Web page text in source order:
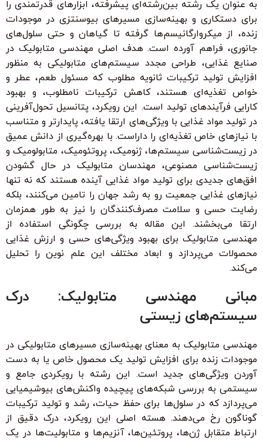
به عنوان یک رشته بین‌رشته‌ای پیشرفته، ابزارهای قدرتمندی را
برای دستکاری و بهینه‌سازی مسیرهای بیوسنتزی در موجودات
زنده، از میکروارگانیسم‌ها گرفته تا گیاهان و حتی سلول‌های
جانوری، فراهم آورده است. هدف اصلی مهندسی متابولیک در
صنایع غذایی، طراحی مجدد سیستم‌های متابولیکی به منظور
افزایش تولید ترکیبات ثانویه مطلوب که مسئول طعم، عطر و
خواص تغذیه‌ای هستند، کاهش ترکیبات نامطلوب، و بهبود
کارایی فرآیندهای تولید است. این رویکرد، پتانسیل تحول‌آفرینی
در تولید مواد غذایی با ویژگی‌های ارتقا یافته، پایدارتر و متناسب
با نیازهای خاص تغذیه‌ای را داراست. با بهره‌گیری از دانش عمیق
در زیست‌شناسی سیستم‌ها، ژنومیک، پروتئومیک، متابولومیک و
زیست‌شناسی مصنوعی، مهندسان متابولیک در حال گشودن
افق‌های جدیدی برای تولید مواد غذایی آینده هستند که نه تنها
نیازهای غذایی جمعیت رو به رشد جهان را تامین می‌کنند، بلکه
رضایت حسی و سلامت مصرف‌کنندگان را نیز به طور همزمان
ارتقا می‌بخشند. این مقاله به بررسی چگونگی استفاده از
مهندسی متابولیک برای بهبود ویژگی‌های حسی و ارزش غذایی
محصولات می‌پردازد و ابعاد مختلف این علم نوین را تحلیل
می‌کند.
مبانی مهندسی متابولیک: درک
سیستم‌های زیستی
مهندسی متابولیک به معنای بهینه‌سازی مسیرهای متابولیکی در
موجودات زنده برای افزایش تولید یک محصول خاص یا به دست
آوردن ویژگی‌های جدید است. این رشته با رویکردی جامع و
سیستمی به بررسی شبکه‌های پیچیده واکنش‌های بیوشیمیایی
می‌پردازد که در سلول‌ها برای حفظ حیات، رشد و تولید ترکیبات
گوناگون رخ می‌دهند. هسته اصلی این رویکرد، درک دقیق از
ارتباط متقابل ژن‌ها، پروتئین‌ها، آنزیم‌ها و متابولیت‌ها در یک